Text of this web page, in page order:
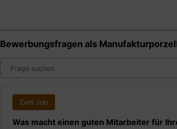
Bewerbungsfragen als
Zum Job
Was macht einen guten Mitarbeiter für